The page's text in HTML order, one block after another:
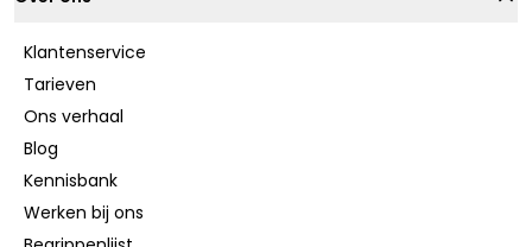
Klantenservice
Tarieven
Ons verhaal
Blog
Kennisbank
Werken bij ons